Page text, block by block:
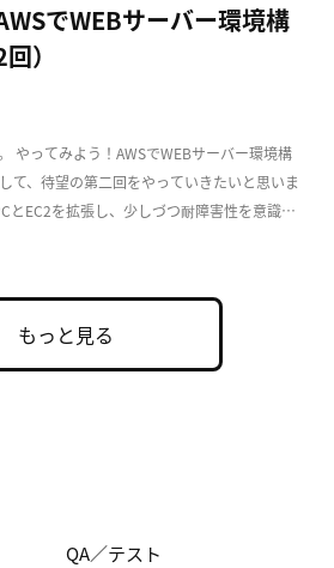
でWEBサーバー環境構
）
やってみよう！AWSでWEBサーバー環境構
て、待望の第二回をやっていきたいと思いま
とEC2を拡張し、少しづつ耐障害性を意識し
もっと見る
QA／テスト